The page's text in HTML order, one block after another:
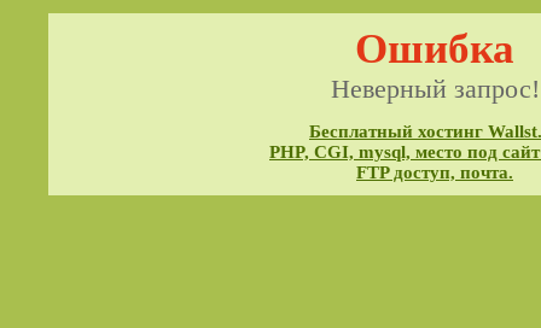
Ошибка
Неверный запрос!
Бесплатный хостинг
PHP, CGI, mysql, место под
FTP доступ, почта.